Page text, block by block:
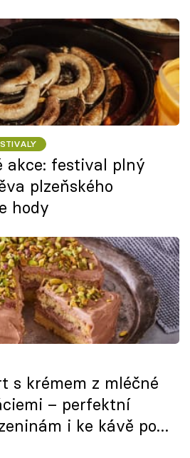
akce: festival plný
plzeňského
hody
s krémem z mléčné
– perfektní
i ke kávě po